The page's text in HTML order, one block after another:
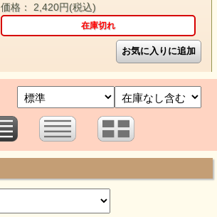
価格： 2,420円(税込)
在庫切れ